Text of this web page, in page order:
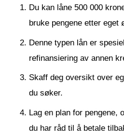
Du kan låne 500 000
bruke pengene etter eget
Denne typen lån er
refinansiering av annen
Skaff deg oversikt over
du søker.
Lag en plan for pengene,
du har råd til å betale